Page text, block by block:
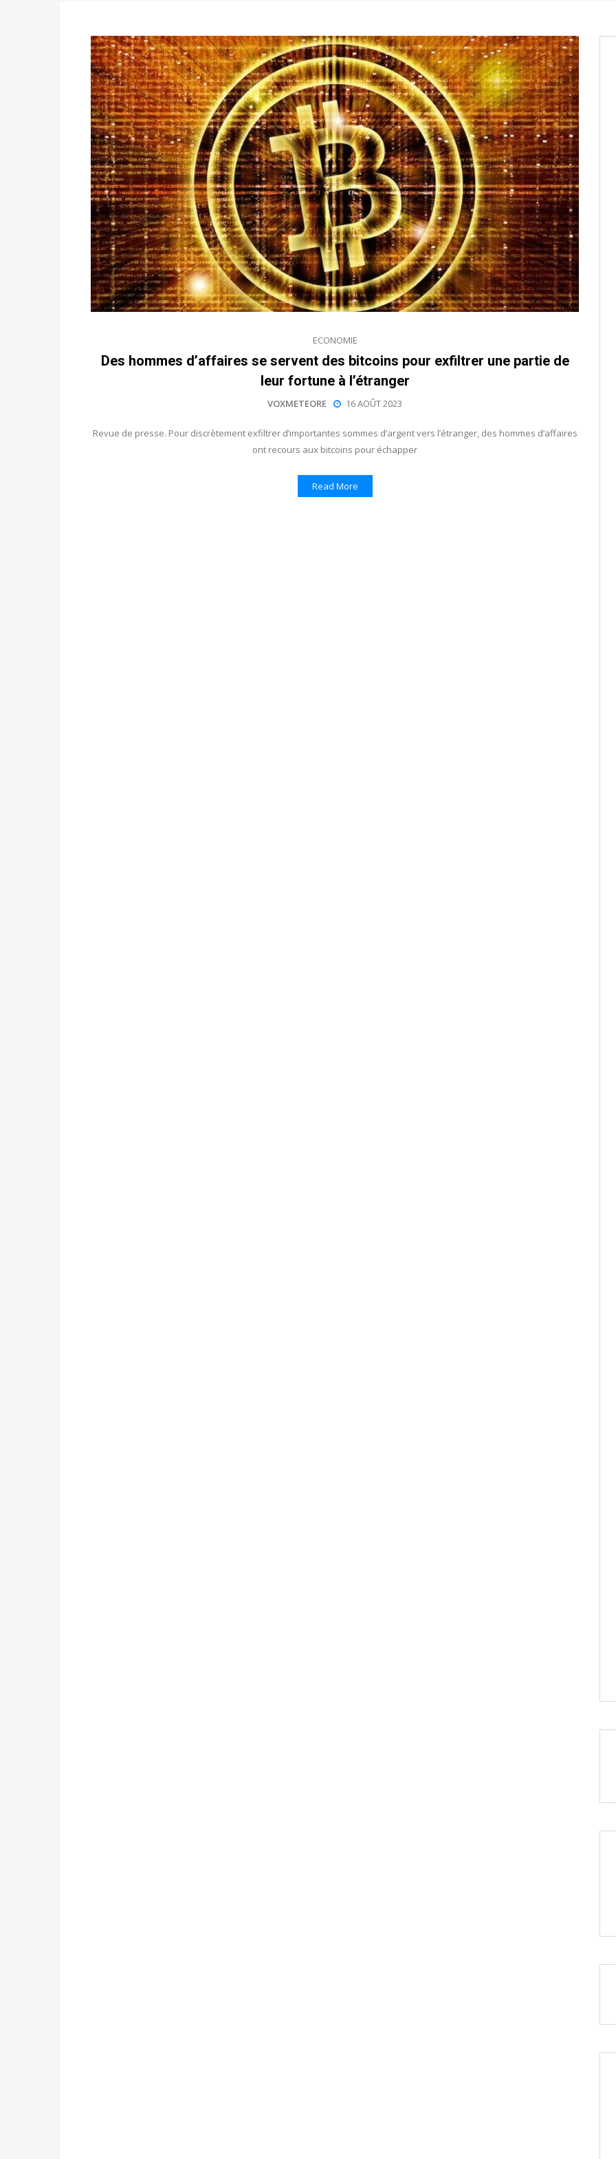
Politique-Proclamation des résultats globaux provisoires et des
statistiques des législatives et communales : ce 4 juin à 18h
Politique-Suite de la publication des résultats partiels des élections de mai
ce 03 juin à 14h
Politique-Suite de la publication des résultats partiels des élections de mai
– mardi 02 juin à 17h
Politique-Scrutins : la DGE active un centre d’appel, joignable au 105, ouvert
24h/24 et 7j/7
ECONOMIE
Des hommes d’affaires se servent des bitcoins pour exfiltrer une partie de
leur fortune à l’étranger
VOXMETEORE 16 AOÛT 2023
Revue de presse. Pour discrètement exfiltrer d’importantes sommes d’argent vers l’étranger, des hommes d’affaires
ont recours aux bitcoins pour échapper
Read More